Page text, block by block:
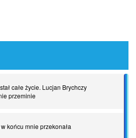
całe życie. Lucjan Brychczy
przeminie
końcu mnie przekonała